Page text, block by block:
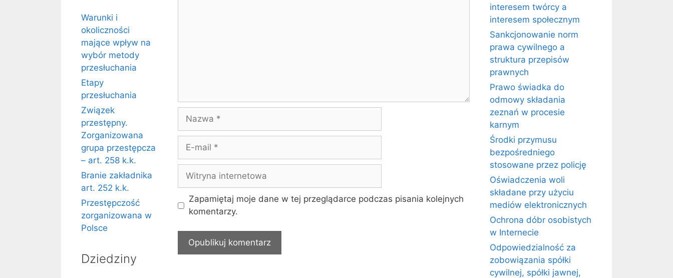
Nazwa
Witryna
internetowa
Zapamiętaj moje dane w tej przeglądarce podczas pisania kolejnych
komentarzy.
Warunki i
okoliczności
mające wpływ na
wybór metody
przesłuchania
Etapy
przesłuchania
Związek
przestępny.
Zorganizowana
grupa przestępcza
– art. 258 k.k.
Branie zakładnika
art. 252 k.k.
Przestępczość
zorganizowana w
Polsce
Dziedziny
interesem twórcy a
interesem społecznym
Sankcjonowanie norm
prawa cywilnego a
struktura przepisów
prawnych
Prawo świadka do
odmowy składania
zeznań w procesie
karnym
Środki przymusu
bezpośredniego
stosowane przez policję
Oświadczenia woli
składane przy użyciu
mediów elektronicznych
Ochrona dóbr osobistych
w Internecie
Odpowiedzialność za
zobowiązania spółki
cywilnej, spółki jawnej,